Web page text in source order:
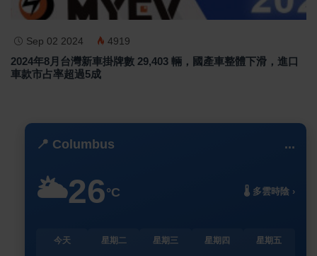
Sep 02 2024 4919
2024年8月台灣新車掛牌數 29,403 輛，國產車整體下滑，進口
車款市占率超過5成
📍 Columbus ...
🌥️26°C 🌡️ 多雲時陰 ›
今天 星期二 星期三 星期四 星期五